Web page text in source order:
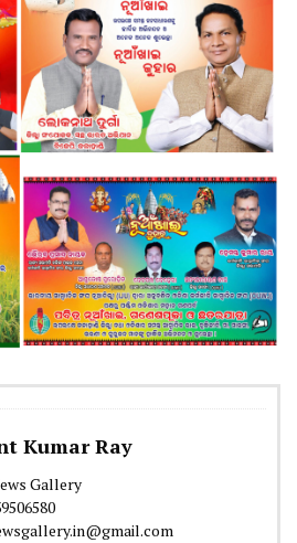
Kumar Ray
Gallery